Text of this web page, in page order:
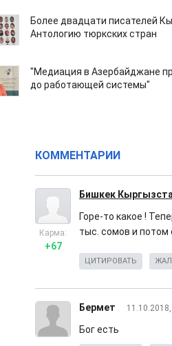
Более двадцати писателей
Антологию тюркских стран
"Медиация в Азербайджане
до работающей системы"
КОММЕНТАРИИ
Бишкек
Карма:
+67
Горе-то какое !
тыс. сомов и потом
ЦИТИРОВАТЬ
Бермет
Бог есть